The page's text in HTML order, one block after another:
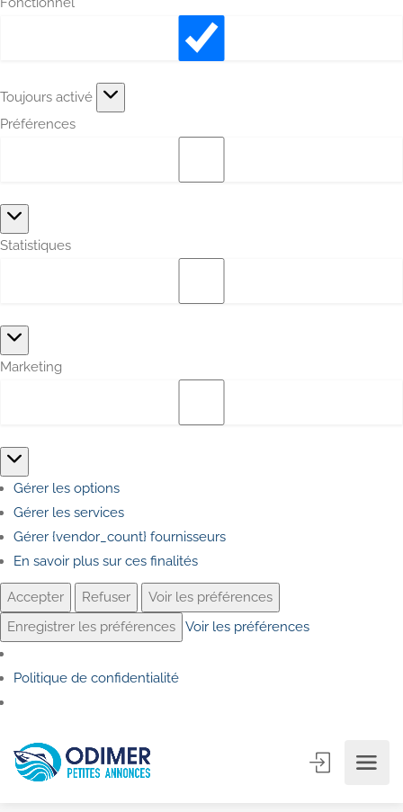
Toujours activé
Préférences
Statistiques
Marketing
Gérer les options
Gérer les services
Gérer {vendor_count} fournisseurs
En savoir plus sur ces finalités
Accepter Refuser
Voir les préférences
Enregistrer les préférences
Voir les préférences
Politique de confidentialité